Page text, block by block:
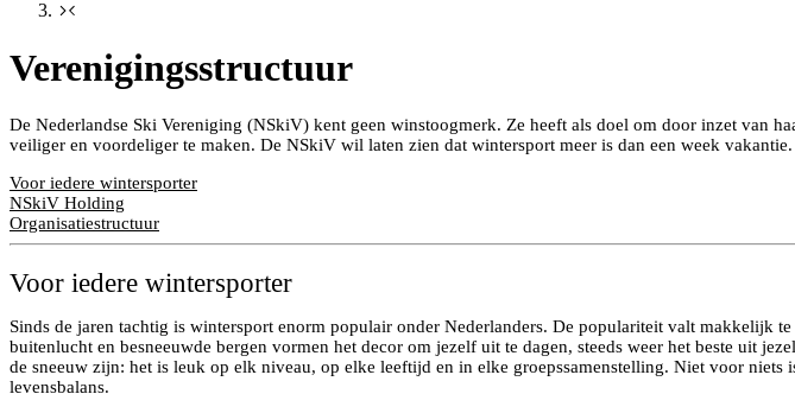
Verenigingsstructuur
De Nederlandse Ski Vereniging (NSkiV) kent geen winstoogmerk. Ze heeft als doel om door inzet van
veiliger en voordeliger te maken. De NSkiV wil laten zien dat wintersport meer is dan een week
Voor iedere wintersporter
NSkiV Holding
Organisatiestructuur
Voor iedere wintersporter
Sinds de jaren tachtig is wintersport enorm populair onder Nederlanders. De populariteit valt makkelijk
buitenlucht en besneeuwde bergen vormen het decor om jezelf uit te dagen, steeds weer het beste uit
de sneeuw zijn: het is leuk op elk niveau, op elke leeftijd en in elke groepssamenstelling. Niet voor
levensbalans.